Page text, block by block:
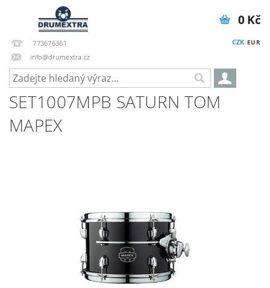
773676361
info@drumextra.cz
CZK EUR
0 Kč
SET1007MPB SATURN TOM
MAPEX